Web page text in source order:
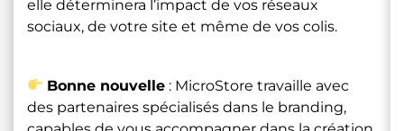
elle déterminera l’impact de vos réseaux
sociaux, de votre site et même de vos colis.
Bonne nouvelle : MicroStore travaille avec
des partenaires spécialisés dans le branding,